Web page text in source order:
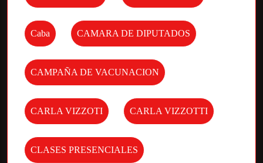
Caba CAMARA DE DIPUTADOS
CAMPAÑA DE VACUNACION
CARLA VIZZOTI CARLA VIZZOTTI
CLASES PRESENCIALES